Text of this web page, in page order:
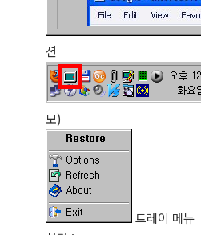
션
모)
트레이 메뉴